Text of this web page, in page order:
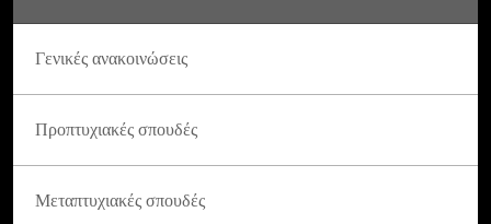
Γενικές ανακοινώσεις
Προπτυχιακές σπουδές
Μεταπτυχιακές σπουδές